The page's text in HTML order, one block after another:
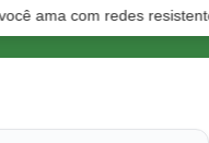
com redes resistentes